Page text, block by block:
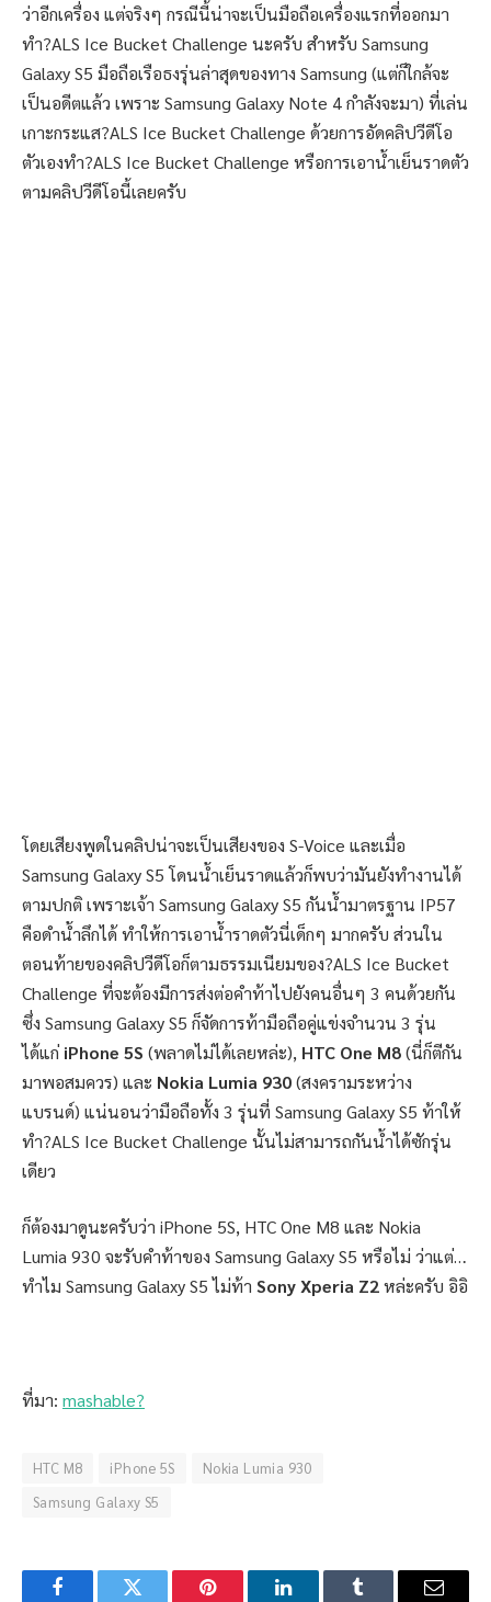
ว่าอีกเครื่อง แต่จริงๆ กรณีนี้น่าจะเป็นมือถือเครื่องแรกที่ออกมา
ทำ?ALS Ice Bucket Challenge นะครับ สำหรับ Samsung
Galaxy S5 มือถือเรือธงรุ่นล่าสุดของทาง Samsung (แต่ก็ใกล้จะ
เป็นอดีตแล้ว เพราะ Samsung Galaxy Note 4 กำลังจะมา) ที่เล่น
เกาะกระแส?ALS Ice Bucket Challenge ด้วยการอัดคลิปวีดีโอ
ตัวเองทำ?ALS Ice Bucket Challenge หรือการเอาน้ำเย็นราดตัว
ตามคลิปวีดีโอนี้เลยครับ
โดยเสียงพูดในคลิปน่าจะเป็นเสียงของ S-Voice และเมื่อ
Samsung Galaxy S5 โดนน้ำเย็นราดแล้วก็พบว่ามันยังทำงานได้
ตามปกติ เพราะเจ้า Samsung Galaxy S5 กันน้ำมาตรฐาน IP57
คือดำน้ำลึกได้ ทำให้การเอาน้ำราดตัวนี่เด็กๆ มากครับ ส่วนใน
ตอนท้ายของคลิปวีดีโอก็ตามธรรมเนียมของ?ALS Ice Bucket
Challenge ที่จะต้องมีการส่งต่อคำท้าไปยังคนอื่นๆ 3 คนด้วยกัน
ซึ่ง Samsung Galaxy S5 ก็จัดการท้ามือถือคู่แข่งจำนวน 3 รุ่น
ได้แก่ iPhone 5S (พลาดไม่ได้เลยหล่ะ), HTC One M8(นี่ก็ตีกัน
มาพอสมควร) และ Nokia Lumia 930(สงครามระหว่าง
แบรนด์) แน่นอนว่ามือถือทั้ง 3 รุ่นที่ Samsung Galaxy S5 ท้าให้
ทำ?ALS Ice Bucket Challenge นั้นไม่สามารถกันน้ำได้ซักรุ่น
เดียว
ก็ต้องมาดูนะครับว่า iPhone 5S, HTC One M8 และ Nokia
Lumia 930 จะรับคำท้าของ Samsung Galaxy S5 หรือไม่ ว่าแต่…
ทำไม Samsung Galaxy S5 ไม่ท้า Sony Xperia Z2หล่ะครับ อิอิ
ที่มา: mashable?
HTC M8 iPhone 5S
Nokia Lumia 930
Samsung Galaxy S5